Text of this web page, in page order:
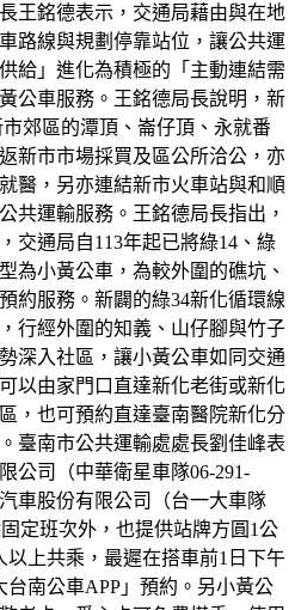
王銘德表示，交通局藉由與在地
路線與規劃停靠站位，讓公共運
給」進化為積極的「主動連結需
公車服務。王銘德局長說明，新
郊區的潭頂、崙仔頂、永就番
新市市場採買及區公所洽公，亦
醫，另亦連結新市火車站與和順
共運輸服務。王銘德局長指出，
交通局自113年起已將綠14、綠
為小黃公車，為較外圍的礁坑、
約服務。新闢的綠34新化循環線
行經外圍的知義、山仔腳與竹子
深入社區，讓小黃公車如同交通
以由家門口直達新化老街或新化
，也可預約直達臺南醫院新化分
臺南市公共運輸處處長劉佳峰表
公司（中華衛星車隊06-291-
車股份有限公司（台一大車隊
定班次外，也提供站牌方圓1公
以上共乘，最遲在搭車前1日下午
南公車APP」預約。另小黃公